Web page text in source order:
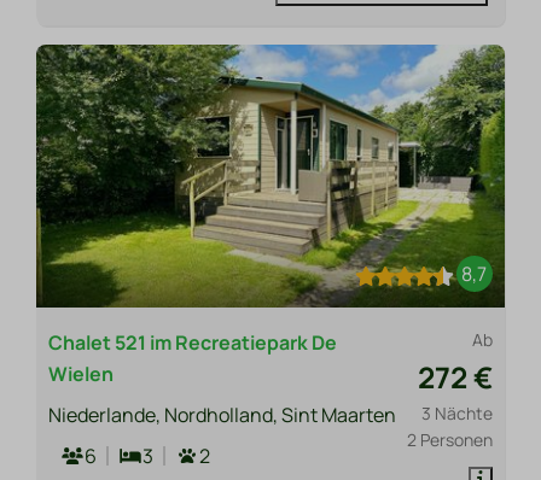
8,7
Ab
272 €
3 Nächte
2 Personen
Chalet 521 im Recreatiepark De
Wielen
Niederlande, Nordholland, Sint Maarten
6
3
2